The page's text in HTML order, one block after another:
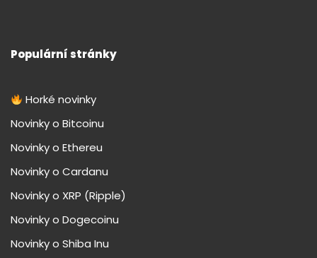
Populární stránky
Horké novinky
Novinky o Bitcoinu
Novinky o Ethereu
Novinky o Cardanu
Novinky o XRP (Ripple)
Novinky o Dogecoinu
Novinky o Shiba Inu